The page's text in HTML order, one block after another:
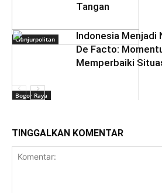
Cianjurpolitan
Bogor Raya
Tangan
Daerah
‎Indonesia Menjadi
De Facto:
Memperbaiki
TINGGALKAN KOMENTAR